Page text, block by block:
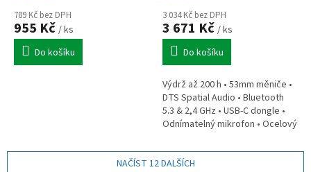
789 Kč bez DPH
955 Kč / ks
Do košíku
3 034 Kč bez DPH
3 671 Kč / ks
Do košíku
Výdrž až 200 h • 53mm měniče •
DTS Spatial Audio • Bluetooth
5.3 & 2,4 GHz • USB-C dongle •
Odnímatelný mikrofon • Ocelový
Hmotnost 340 g • Dosah 20 m...
NAČÍST 12 DALŠÍCH